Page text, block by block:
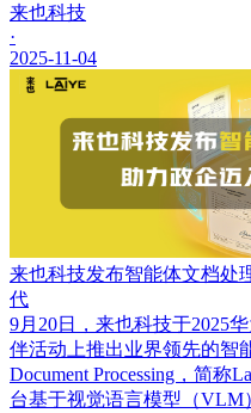
来也科技
·
2025-11-04
来也科技发布智能体文档处
代
9月20日，来也科技于2025
伴活动上推出业界领先的智
Document Processing，简称
台基于视觉语言模型（